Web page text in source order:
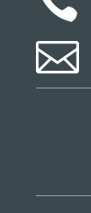
